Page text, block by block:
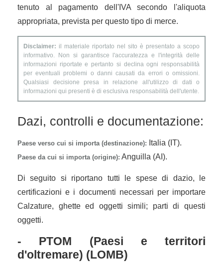
tenuto al pagamento dell'IVA secondo l'aliquota
appropriata, prevista per questo tipo di merce.
Disclaimer: il materiale riportato nel sito è presentato a scopo
informativo. Non si garantisce l'accuratezza e l'integrità delle
informazioni riportate e pertanto si declina ogni responsabilità
per eventuali problemi o danni causati da errori o omissioni.
Qualsiasi decisione presa in relazione all'utilizzo di dati o
informazioni qui presenti è di esclusiva responsabilità dell'utente.
Dazi, controlli e documentazione:
Paese verso cui si importa (destinazione): Italia (IT).
Paese da cui si importa (origine): Anguilla (AI).
Di seguito si riportano tutti le spese di dazio, le
certificazioni e i documenti necessari per importare
Calzature, ghette ed oggetti simili; parti di questi
oggetti.
- PTOM (Paesi e territori
d'oltremare) (LOMB)